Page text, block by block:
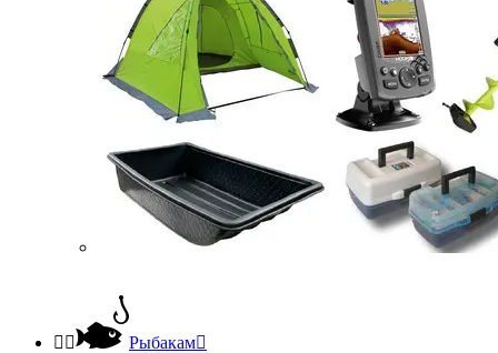
  Рыбакам